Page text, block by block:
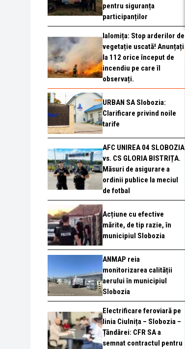
pentru siguranța
participanților
Ialomița: Stop arderilor de
vegetație uscată! Anunțați
la 112 orice început de
incendiu pe care îl
observați.
URBAN SA Slobozia:
Clarificare privind noile
tarife
AFC UNIREA 04 SLOBOZIA
vs. CS GLORIA BISTRIȚA.
Măsuri de asigurare a
ordinii publice la meciul
de fotbal
Acțiune cu efective
mărite, de tip razie, în
municipiul Slobozia
ANMAP reia
monitorizarea calității
aerului în municipiul
Slobozia
Electrificare feroviară pe
linia Ciulnița – Slobozia –
Țăndărei: CFR SA a
semnat contractul pentru